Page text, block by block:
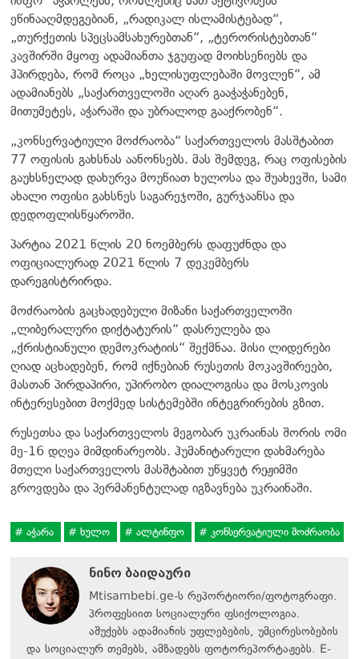
ეწინააღმდეგებიან, „რადიკალ ისლამისტებად“,
„თურქეთის სპეცსამსახურებთან“, „ტერორისტებთან“
კავშირში მყოფ ადამიანთა ჯგუფად მოიხსენიებს და
ჰპირდება, რომ როცა „ხელისუფლებაში მოვლენ“, ამ
ადამიანებს „საქართველოში აღარ გააჭაჭანებენ,
მითუმეტეს, აჭარაში და უბრალოდ გააქრობენ“.
„კონსერვატიული მოძრაობა“ საქართველოს მასშტაბით
77 ოფისის გახსნას აანონსებს. მას შემდეგ, რაც ოფისების
გაუხსნელად დახურვა მოუწიათ ხულოსა და შუახევში, სამი
ახალი ოფისი გახსნეს საგარეჯოში, გურჯაანსა და
დედოფლისწყაროში.
პარტია 2021 წლის 20 ნოემბერს დაფუძნდა და
ოფიციალურად 2021 წლის 7 დეკემბერს
დარეგისტრირდა.
მოძრაობის გაცხადებული მიზანი საქართველოში
„ლიბერალური დიქტატურის“ დასრულება და
„ქრისტიანული დემოკრატიის“ შექმნაა. მისი ლიდერები
ღიად აცხადებენ, რომ იქნებიან რუსეთის მოკავშირეები,
მასთან პირდაპირი, უპირობო დიალოგისა და მოსკოვის
ინტერესებით მოქმედ სისტემებში ინტეგრირების გზით.
რუსეთსა და საქართველოს მეგობარ უკრაინას შორის ომი
მე-16 დღეა მიმდინარეობს. ჰუმანიტარული დახმარება
მთელი საქართველოს მასშტაბით უწყვეტ რეჟიმში
გროვდება და პერმანენტულად იგზავნება უკრაინაში.
აჭარა ხულო ალტინფო კონსერვატიული მოძრაობა
ნინო ბაიდაური
Mtisambebi.ge-ს რეპორტიორი/ფოტოგრაფი.
პროფესიით სოციალური ფსიქოლოგია.
აშუქებს ადამიანის უფლებების, უმცირესობების
და სოციალურ თემებს, ამზადებს ფოტორეპორტაჟებს. E-